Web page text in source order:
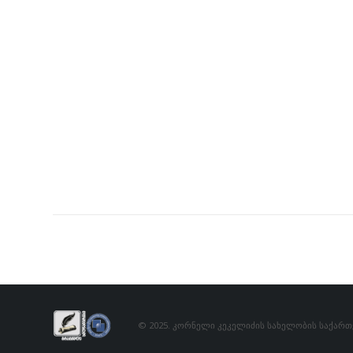
© 2025. კორნელი კეკელიძის სახელობის